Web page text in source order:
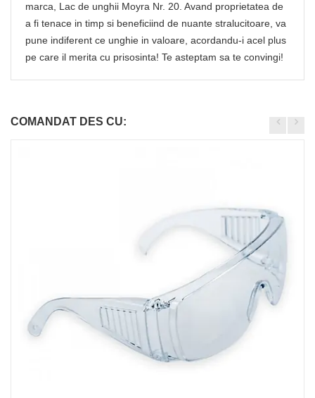
marca, Lac de unghii Moyra Nr. 20. Avand proprietatea de
a fi tenace in timp si beneficiind de nuante stralucitoare, va
pune indiferent ce unghie in valoare, acordandu-i acel plus
pe care il merita cu prisosinta! Te asteptam sa te convingi!
COMANDAT DES CU: